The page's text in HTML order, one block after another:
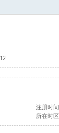
注册时间
所在时区